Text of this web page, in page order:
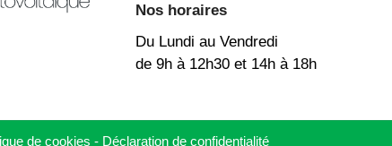
Nos horaires
Du Lundi au Vendredi
de 9h à 12h30 et 14h à 18h
de cookies - Déclaration de confidentialité